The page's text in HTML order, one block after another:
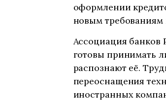
оформлении
новым требованиям
Ассоциация банков
готовы принимать
распознают её.
переоснащения
иностранных